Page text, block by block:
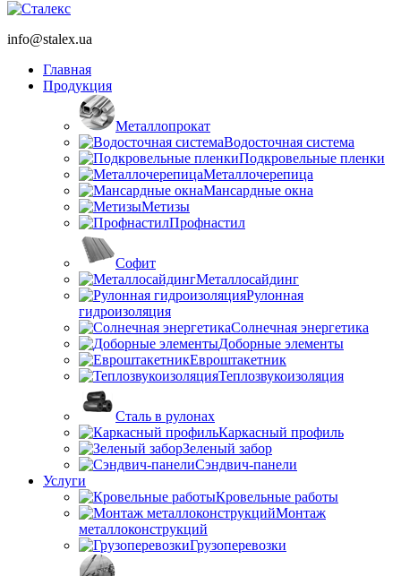
info@stalex.ua
Главная
Продукция
Металлопрокат
Водосточная система
Подкровельные пленки
Металлочерепица
Мансардные окна
Метизы
Профнастил
Софит
Металлосайдинг
Рулонная
гидроизоляция
Солнечная энергетика
Доборные элементы
Евроштакетник
Теплозвукоизоляция
Сталь в рулонах
Каркасный профиль
Зеленый забор
Сэндвич-панели
Услуги
Кровельные работы
Монтаж
металлоконструкций
Грузоперевозки